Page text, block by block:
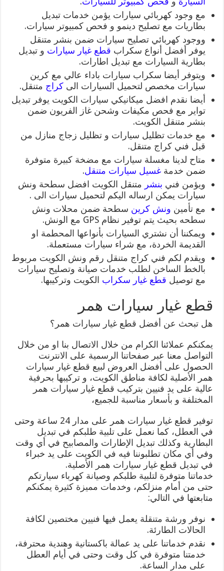
مع وجود كهربائي سيارات يؤمن خدمات تبديل
بطاريات مع تصليح دينمو و فحص كمبيوتر سيارات.
ووجود كهربائي تصليح سيارات ضمن بنشر متنقل
يوفر أفضل أنواع سكراب قطع غيار سيارات و تبديل
بطارية السيارات مع تبديل اطارات.
ويتوفر أيضا سكراب سيارات باداء عالي مع كرين
سيارات مخصص لتحميل السيارات الىكراج متنقل.
أيضا نقدم افضل ميكانيكي سيارات الكويت يوفر تبديل
تواير مع فحص مكيفات وشحن غاز الفريون ضمن
بنشر متنقل الكويت.
مع خدمات تظليل سيارات و تظليل زجاج منازل من
قبل فني كراج متنقل.
متاح لدينا مغسلة سيارات مع مضخة كبيرة متوفرة
ضمن خدمةغسيل سيارات متنقل.
ويؤمن فني بنشر متنقل الكويت افضل سطحة ونش
سيارات يمكن ارساله اليكم لتحميل سيارات الى .
مع تأمين ونش كرين سطحة ضمن محلات ونش
سطحه بحيث يتم توفير نظام GPS مع الونش.
ويمكننا أن نشتري السيارات بأنواعها المحطمة او
القديمة الخردة، مع شراء سيارات مستعملة.
ويقدم لكم فني كراج متنقل رقم ونش الكويت مربوط
بالخط الساخن لطلب خدمات صيانة وتصليح سيارات
مع توصيل قطع غيار سكراب الكويت وتركيبها.
قطع غيار سيارات همر
هل تبحث عن أفضل قطع غيار سيارات همر؟
يمكنكم عملائنا الكرام من خلال الاتصال بنا او من خلال
التواصل معنا عبر صفحاتنا الرسمية على الانترنت
الحصول على أفضل العروض لبيع قطع غيار سيارات
همر الأصلية لكافة مناطق الكويت، و تركيبها بحرفية
عالية على يد فنيين بتركيب قطع غيار سيارات همر
المختلفة و بأسعار مناسبة للجميع،
توفير قطع غيار سيارات همر على مدار 24 ساعة وحتى
في العطل، كما نعمل على تلبية طلبكم في تبديل
البطارية وكذلك تبديل الإطارات والمصابيح في أي وقت
وفي أي مكان تطلبوننا فيه في الكويت على يد خبراء
في تبديل قطع غيار سيارات همر الأصلية.
خدماتنا متوفرة لتلبية طلبكم وصيانة كهرباء سيارتكم
حتى من أمام منزلكم، وخدمات مميزة كثيرة يمكنكم
متابعتها في التالي:
نوفر ورشة متنقلة يعمل فيها فنيين مختصين لكافة
الحالات الطارئة.
نقدم خدماتنا على يد عمالة باكستانية وهندية محترفة،
خدمتنا متوفرة في كل وقت وحتى في أيام العطل
على مدار الساعة.